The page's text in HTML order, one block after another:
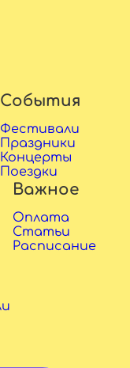
События
Фестивали
Праздники
Концерты
Поездки
Важное
Оплата
Статьи
Расписание